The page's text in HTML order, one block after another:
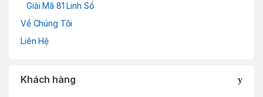
Giải Mã 81 Linh Số
Về Chúng Tôi
Liên Hệ
Khách hàng